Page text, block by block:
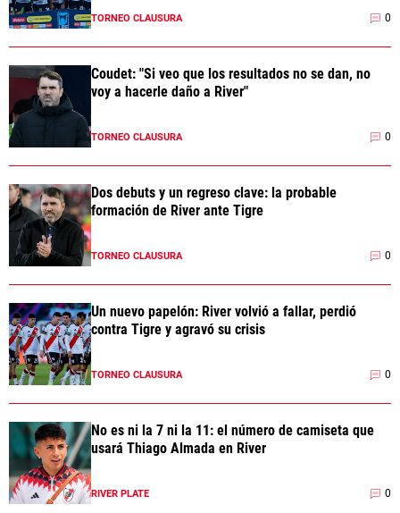
TORNEO CLAUSURA 0
Coudet: "Si veo que los resultados no se dan, no
voy a hacerle daño a River"
TORNEO CLAUSURA 0
Dos debuts y un regreso clave: la probable
formación de River ante Tigre
TORNEO CLAUSURA 0
Un nuevo papelón: River volvió a fallar, perdió
contra Tigre y agravó su crisis
TORNEO CLAUSURA 0
No es ni la 7 ni la 11: el número de camiseta que
usará Thiago Almada en River
RIVER PLATE 0